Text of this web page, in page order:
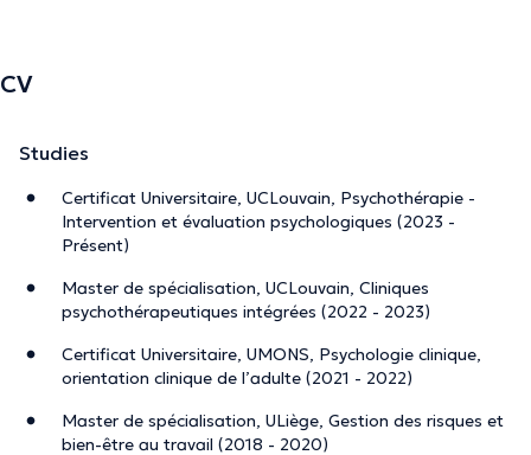
CV
Studies
Certificat Universitaire, UCLouvain, Psychothérapie -
Intervention et évaluation psychologiques (2023 -
Présent)
Master de spécialisation, UCLouvain, Cliniques
psychothérapeutiques intégrées (2022 - 2023)
Certificat Universitaire, UMONS, Psychologie clinique,
orientation clinique de l’adulte (2021 - 2022)
Master de spécialisation, ULiège, Gestion des risques et
bien-être au travail (2018 - 2020)